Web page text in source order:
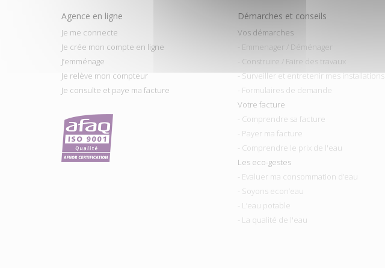
Agence en ligne
Je me connecte
Je crée mon compte en ligne
J’emménage
Je relève mon compteur
Je consulte et paye ma facture
Démarches et conseils
Vos démarches
- Emmenager / Déménager
- Construire / Faire des travaux
- Surveiller et entretenir mes installations
- Formulaires de demande
Votre facture
- Comprendre sa facture
- Payer ma facture
- Comprendre le prix de l'eau
Les eco-gestes
- Evaluer ma consommation d’eau
- Soyons econ’eau
- L’eau potable
- La qualité de l'eau